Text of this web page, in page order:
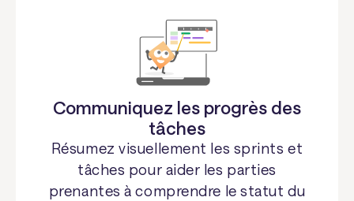
Communiquez les progrès des
tâches
Résumez visuellement les sprints et
tâches pour aider les parties
prenantes à comprendre le statut du